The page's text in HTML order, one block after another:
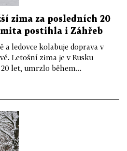
zima za posledních 20
postihla i Záhřeb
a ledovce kolabuje doprava v
Letošní zima je v Rusku
let, umrzlo během...